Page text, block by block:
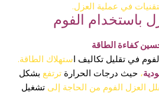
في عملية العزل.
باستخدام الفوم
في تقليل تكاليف استهلاك الطاقة.
،حيث درجات الحرارة ترتفع بشكل
العزل الفوم من الحاجة إلى تشغيل